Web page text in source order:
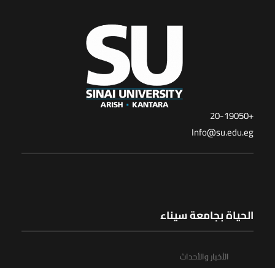
+20-19050
Info@su.edu.eg
الحياة بجامعة سيناء
الأخبار والأحداث